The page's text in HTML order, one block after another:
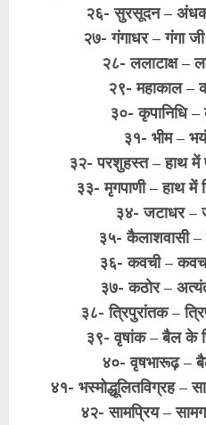
२६- सुरसूदन – अंधक
२७- गंगाधर – गंगा
२८- ललाटाक्ष –
२९- महाकाल –
३०- कृपानिधि
३१- भीम –
३२- परशुहस्त – हाथ में
३३- मृगपाणी – हाथ में
३४- जटाधर –
३५- कैलाशवासी
३६- कवची –
३७- कठोर –
३८- त्रिपुरांतक –
३९- वृषांक – बैल के
४०- वृषभारूढ़ –
४१- भस्मोद्धूलितविग्रह –
४२- सामप्रिय –